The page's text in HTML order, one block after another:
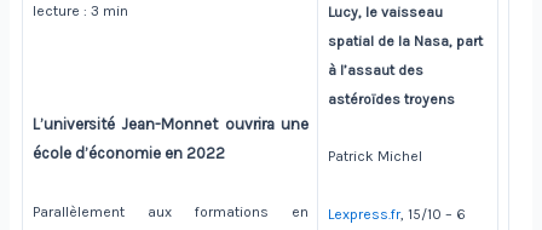
lecture : 3 min
L’université Jean-Monnet ouvrira une
école d’économie en 2022
Parallèlement aux formations en
Lucy, le vaisseau
spatial de la Nasa, part
à l’assaut des
astéroïdes troyens
Patrick Michel
Lexpress.fr, 15/10 – 6